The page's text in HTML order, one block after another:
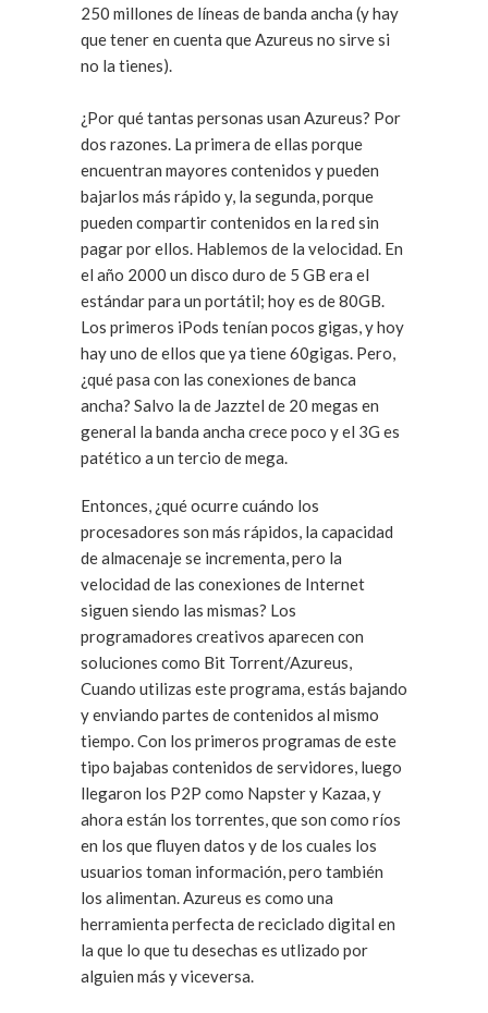
250 millones de líneas de banda ancha (y hay
que tener en cuenta que Azureus no sirve si
no la tienes).
¿Por qué tantas personas usan Azureus? Por
dos razones. La primera de ellas porque
encuentran mayores contenidos y pueden
bajarlos más rápido y, la segunda, porque
pueden compartir contenidos en la red sin
pagar por ellos. Hablemos de la velocidad. En
el año 2000 un disco duro de 5 GB era el
estándar para un portátil; hoy es de 80GB.
Los primeros iPods tenían pocos gigas, y hoy
hay uno de ellos que ya tiene 60gigas. Pero,
¿qué pasa con las conexiones de banca
ancha? Salvo la de Jazztel de 20 megas en
general la banda ancha crece poco y el 3G es
patético a un tercio de mega.
Entonces, ¿qué ocurre cuándo los
procesadores son más rápidos, la capacidad
de almacenaje se incrementa, pero la
velocidad de las conexiones de Internet
siguen siendo las mismas? Los
programadores creativos aparecen con
soluciones como Bit Torrent/Azureus,
Cuando utilizas este programa, estás bajando
y enviando partes de contenidos al mismo
tiempo. Con los primeros programas de este
tipo bajabas contenidos de servidores, luego
llegaron los P2P como Napster y Kazaa, y
ahora están los torrentes, que son como ríos
en los que fluyen datos y de los cuales los
usuarios toman información, pero también
los alimentan. Azureus es como una
herramienta perfecta de reciclado digital en
la que lo que tu desechas es utlizado por
alguien más y viceversa.